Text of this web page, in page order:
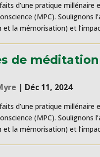
d’une pratique millénaire
(MPC). Soulignons
la mémorisation) et
de
| Déc 11, 2024
d’une pratique millénaire
(MPC). Soulignons
la mémorisation) et